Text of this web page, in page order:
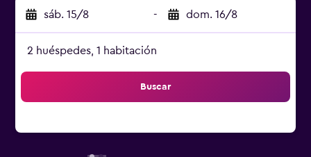
sáb. 15/8 - dom. 16/8
2 huéspedes, 1 habitación
Buscar